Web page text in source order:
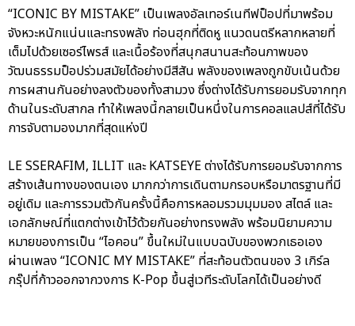
“ICONIC BY MISTAKE” เป็นเพลงอัลเทอร์เนทีฟป็อปที่มาพร้อม
จังหวะหนักแน่นและทรงพลัง ท่อนฮุกที่ติดหู แนวดนตรีหลากหลายที่
เต็มไปด้วยเซอร์ไพรส์ และเนื้อร้องที่สนุกสนานสะท้อนภาพของ
วัฒนธรรมป็อปร่วมสมัยได้อย่างมีสีสัน พลังของเพลงถูกขับเน้นด้วย
การผสานกันอย่างลงตัวของทั้งสามวง ซึ่งต่างได้รับการยอมรับจากทุก
ด้านในระดับสากล ทำให้เพลงนี้กลายเป็นหนึ่งในการคอลแลปส์ที่ได้รับ
การจับตามองมากที่สุดแห่งปี
LE SSERAFIM, ILLIT และ KATSEYE ต่างได้รับการยอมรับจากการ
สร้างเส้นทางของตนเอง มากกว่าการเดินตามกรอบหรือมาตรฐานที่มี
อยู่เดิม และการรวมตัวกันครั้งนี้คือการหลอมรวมมุมมอง สไตล์ และ
เอกลักษณ์ที่แตกต่างเข้าไว้ด้วยกันอย่างทรงพลัง พร้อมนิยามความ
หมายของการเป็น “ไอคอน” ขึ้นใหม่ในแบบฉบับของพวกเธอเอง
ผ่านเพลง “ICONIC MY MISTAKE” ที่สะท้อนตัวตนของ 3 เกิร์ล
กรุ๊ปที่ก้าวออกจากวงการ K-Pop ขึ้นสู่เวทีระดับโลกได้เป็นอย่างดี